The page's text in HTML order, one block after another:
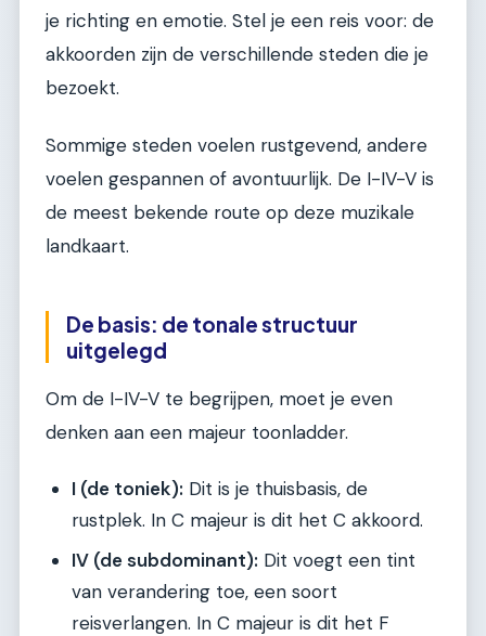
je richting en emotie. Stel je een reis voor: de
akkoorden zijn de verschillende steden die je
bezoekt.
Sommige steden voelen rustgevend, andere
voelen gespannen of avontuurlijk. De I-IV-V is
de meest bekende route op deze muzikale
landkaart.
De basis: de tonale structuur
uitgelegd
Om de I-IV-V te begrijpen, moet je even
denken aan een majeur toonladder.
I (de toniek): Dit is je thuisbasis, de
rustplek. In C majeur is dit het C akkoord.
IV (de subdominant): Dit voegt een tint
van verandering toe, een soort
reisverlangen. In C majeur is dit het F